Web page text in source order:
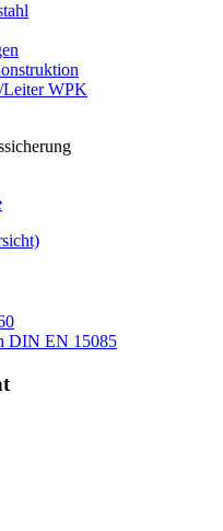
Leiter WPK
DIN EN 15085